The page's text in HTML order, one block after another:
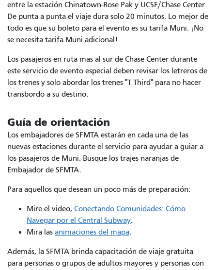
entre la estación Chinatown-Rose Pak y UCSF/Chase Center.
De punta a punta el viaje dura solo 20 minutos. Lo mejor de
todo es que su boleto para el evento es su tarifa Muni. ¡No
se necesita tarifa Muni adicional!
Los pasajeros en ruta mas al sur de Chase Center durante
este servicio de evento especial deben revisar los letreros de
los trenes y solo abordar los trenes "T Third" para no hacer
transbordo a su destino.
Guía de orientación
Los embajadores de SFMTA estarán en cada una de las
nuevas estaciones durante el servicio para ayudar a guiar a
los pasajeros de Muni. Busque los trajes naranjas de
Embajador de SFMTA.
Para aquellos que desean un poco más de preparación:
Mire el video, Conectando Comunidades: Cómo
Navegar por el Central Subway.
Mira las animaciones del mapa.
Además, la SFMTA brinda capacitación de viaje gratuita
para personas o grupos de adultos mayores y personas con